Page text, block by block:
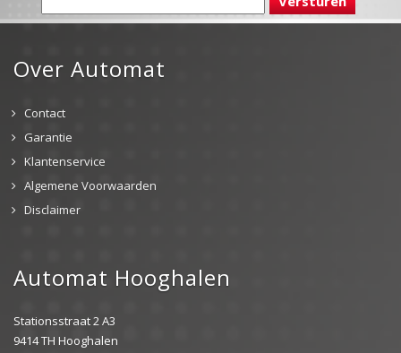
Over Automat
Contact
Garantie
Klantenservice
Algemene Voorwaarden
Disclaimer
Automat Hooghalen
Stationsstraat 2 A3
9414 TH Hooghalen